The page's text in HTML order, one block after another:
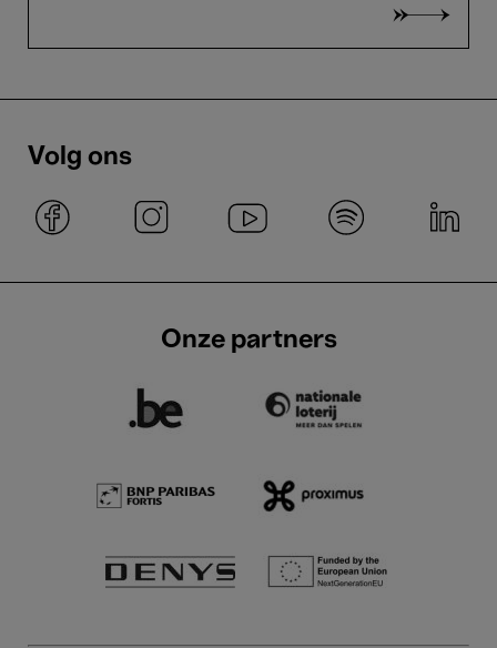
Volg ons
Onze partners